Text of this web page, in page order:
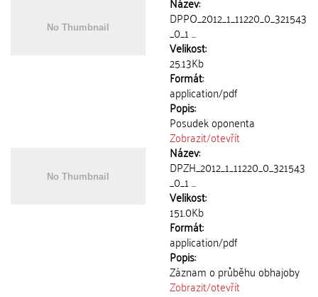
DPPO_2012_1_11220_0_321543
_0_1 ...
Velikost:
25.13Kb
Formát:
application/pdf
Popis:
Posudek oponenta
Zobrazit/otevřít
Název:
DPZH_2012_1_11220_0_321543
_0_1 ...
Velikost:
151.0Kb
Formát:
application/pdf
Popis:
Záznam o průběhu obhajoby
Zobrazit/otevřít